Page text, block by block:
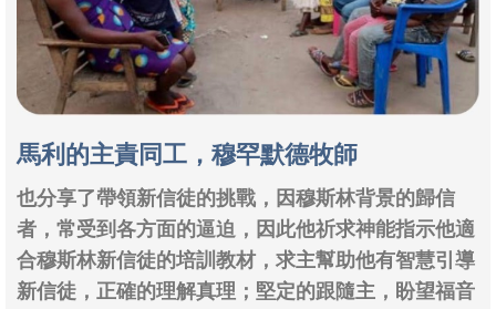
馬利的主責同工，穆罕默德牧師
也分享了帶領新信徒的挑戰，因穆斯林背景的歸信
者，常受到各方面的逼迫，因此他祈求神能指示他適
合穆斯林新信徒的培訓教材，求主幫助他有智慧引導
新信徒，正確的理解真理；堅定的跟隨主，盼望福音